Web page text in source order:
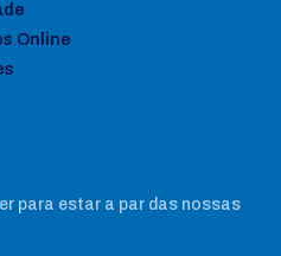
Online
para estar a par das nossas